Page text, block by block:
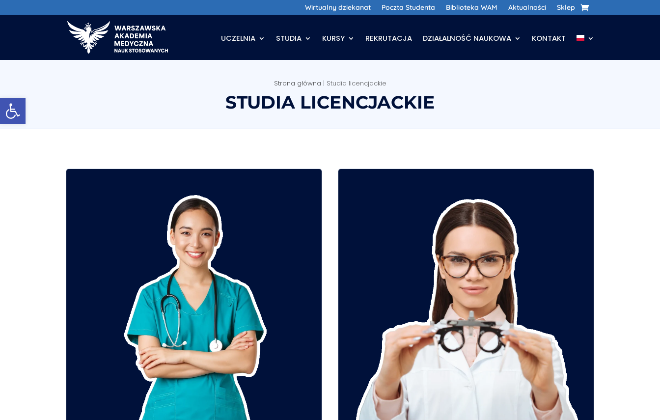
Wirtualny dziekanat Poczta Studenta Biblioteka WAM Aktualności Sklep
UCZELNIA STUDIA KURSY REKRUTACJA DZIAŁALNOŚĆ NAUKOWA KONTAKT
Strona główna | Studia licencjackie
STUDIA LICENCJACKIE
Otwórz pasek narzędzi